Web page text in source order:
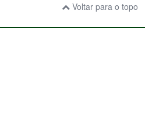
Voltar para o topo